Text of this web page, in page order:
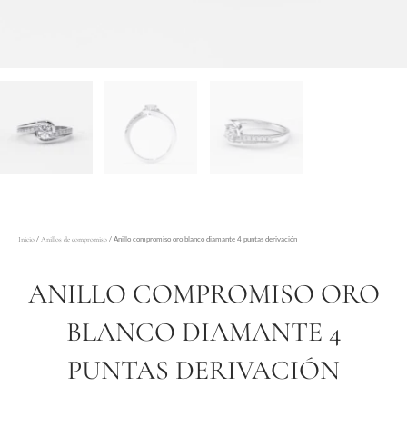
Inicio / Anillos de compromiso / Anillo compromiso oro blanco diamante 4 puntas derivación
ANILLO COMPROMISO ORO
BLANCO DIAMANTE 4
PUNTAS DERIVACIÓN